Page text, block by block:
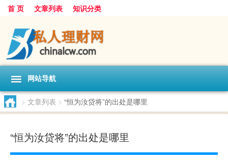
首 页 文章列表 知识分类
网站导航
> 文章列表 > “恒为汝贷将”的出处是哪里
“恒为汝贷将”的出处是哪里